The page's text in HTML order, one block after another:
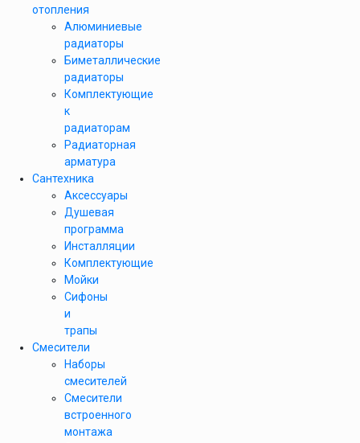
отопления
Алюминиевые
радиаторы
Биметаллические
радиаторы
Комплектующие
к
радиаторам
Радиаторная
арматура
Сантехника
Аксессуары
Душевая
программа
Инсталляции
Комплектующие
Мойки
Сифоны
и
трапы
Смесители
Наборы
смесителей
Смесители
встроенного
монтажа